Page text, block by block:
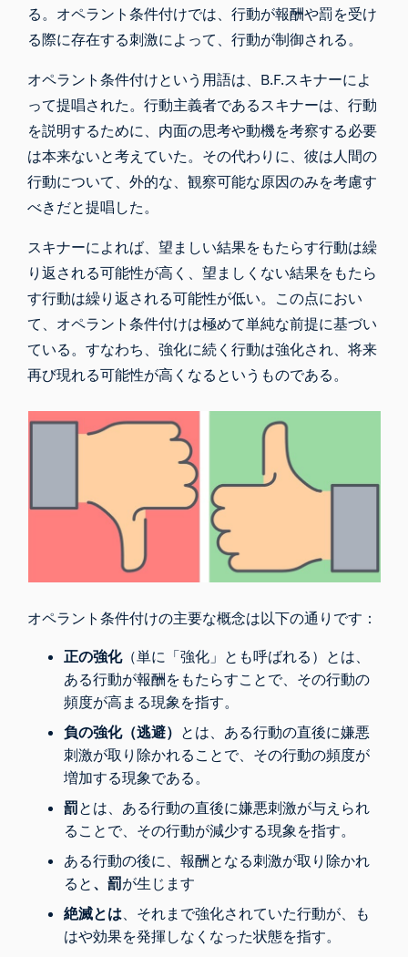
る。オペラント条件付けでは、行動が報酬や罰を受け
る際に存在する刺激によって、行動が制御される。
オペラント条件付けという用語は、B.F.スキナーによ
って提唱された。行動主義者であるスキナーは、行動
を説明するために、内面の思考や動機を考察する必要
は本来ないと考えていた。その代わりに、彼は人間の
行動について、外的な、観察可能な原因のみを考慮す
べきだと提唱した。
スキナーによれば、望ましい結果をもたらす行動は繰
り返される可能性が高く、望ましくない結果をもたら
す行動は繰り返される可能性が低い。この点におい
て、オペラント条件付けは極めて単純な前提に基づい
ている。すなわち、強化に続く行動は強化され、将来
再び現れる可能性が高くなるというものである。
オペラント条件付けの主要な概念は以下の通りです：
正の強化（単に「強化」とも呼ばれる）とは、
ある行動が報酬をもたらすことで、その行動の
頻度が高まる現象を指す。
負の強化（逃避） とは、ある行動の直後に嫌悪
刺激が取り除かれることで、その行動の頻度が
増加する現象である。
罰とは、ある行動の直後に嫌悪刺激が与えられ
ることで、その行動が減少する現象を指す。
ある行動の後に、報酬となる刺激が取り除かれ
ると 、罰が生じます
絶滅とは、それまで強化されていた行動が、も
はや効果を発揮しなくなった状態を指す。